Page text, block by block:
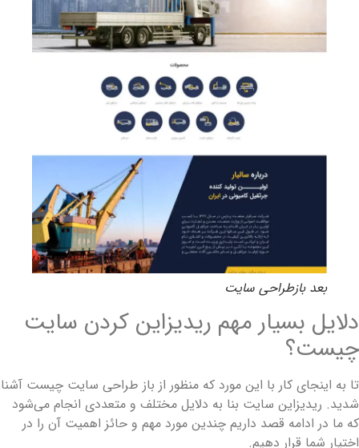
بعد بازطراحی سایت
دلایل بسیار مهم ریدیزاین کردن سایت
چیست؟
تا به اینجای کار با این مورد که منظور از باز طراحی سایت چیست آشنا
شدید. ریدیزاین سایت بنا به دلایل مختلف و متعددی انجام می‌شود
که ما در ادامه قصد داریم چندین مورد مهم و حائز اهمیت آن را در
اختیار شما قرار دهیم.